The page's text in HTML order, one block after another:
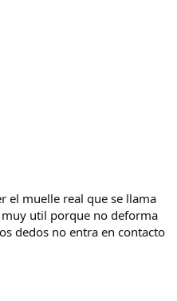
el muelle real que se llama
util porque no deforma
dedos no entra en contacto